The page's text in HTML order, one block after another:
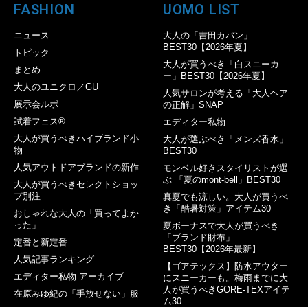
FASHION
ニュース
トピック
まとめ
大人のユニクロ／GU
展示会ルポ
試着フェス®︎
大人が買うべきハイブランド小
物
人気アウトドアブランドの新作
大人が買うべきセレクトショッ
プ別注
おしゃれな大人の「買ってよか
った」
定番と新定番
人気記事ランキング
エディター私物 アーカイブ
在原みゆ紀の「手放せない」服
UOMO LIST
大人の「吉田カバン」
BEST30【2026年夏】
大人が買うべき「白スニーカ
ー」BEST30【2026年夏】
人気サロンが考える「大人ヘア
の正解」SNAP
エディター私物
大人が選ぶべき「メンズ香水」
BEST30
モンベル好きスタイリストが選
ぶ 「夏のmont-bell」BEST30
真夏でも涼しい。大人が買うべ
き「酷暑対策」アイテム30
夏ボーナスで大人が買うべき
「ブランド財布」
BEST30【2026年最新】
【ゴアテックス】防水アウター
にスニーカーも。梅雨までに大
人が買うべきGORE-TEXアイテ
ム30